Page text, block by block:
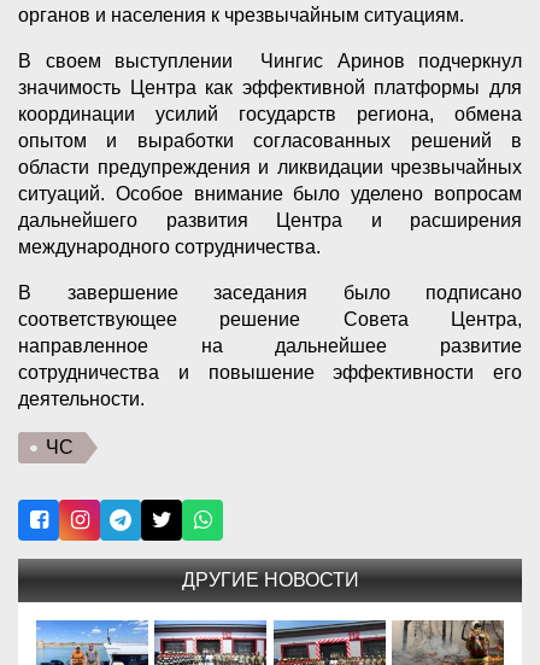
органов и населения к чрезвычайным ситуациям.
В своем выступлении Чингис Аринов подчеркнул
значимость Центра как эффективной платформы для
координации усилий государств региона, обмена
опытом и выработки согласованных решений в
области предупреждения и ликвидации чрезвычайных
ситуаций. Особое внимание было уделено вопросам
дальнейшего развития Центра и расширения
международного сотрудничества.
В завершение заседания было подписано
соответствующее решение Совета Центра,
направленное на дальнейшее развитие
сотрудничества и повышение эффективности его
деятельности.
ЧС
ДРУГИЕ НОВОСТИ